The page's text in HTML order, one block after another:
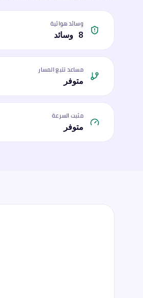
وسائد هوائية
8 وسائد
مساعد تتبع المسار
متوفر
مثبت السرعة
متوفر